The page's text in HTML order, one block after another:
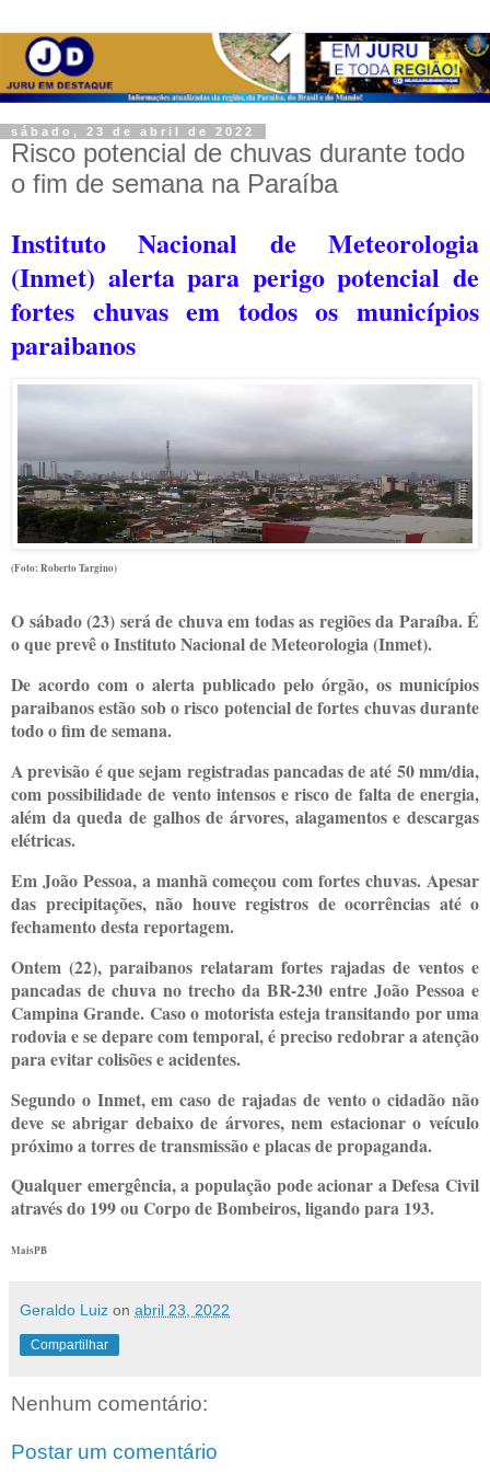
sábado, 23 de abril de 2022
Risco potencial de chuvas durante todo
o fim de semana na Paraíba
Instituto Nacional de Meteorologia
(Inmet) alerta para perigo potencial de
fortes chuvas em todos os municípios
paraibanos
(Foto: Roberto Targino)
O sábado (23) será de chuva em todas as regiões da Paraíba. É
o que prevê o Instituto Nacional de Meteorologia (Inmet).
De acordo com o alerta publicado pelo órgão, os municípios
paraibanos estão sob o risco potencial de fortes chuvas durante
todo o fim de semana.
A previsão é que sejam registradas pancadas de até 50 mm/dia,
com possibilidade de vento intensos e risco de falta de energia,
além da queda de galhos de árvores, alagamentos e descargas
elétricas.
Em João Pessoa, a manhã começou com fortes chuvas. Apesar
das precipitações, não houve registros de ocorrências até o
fechamento desta reportagem.
Ontem (22), paraibanos relataram fortes rajadas de ventos e
pancadas de chuva no trecho da BR-230 entre João Pessoa e
Campina Grande. Caso o motorista esteja transitando por uma
rodovia e se depare com temporal, é preciso redobrar a atenção
para evitar colisões e acidentes.
Segundo o Inmet, em caso de rajadas de vento o cidadão não
deve se abrigar debaixo de árvores, nem estacionar o veículo
próximo a torres de transmissão e placas de propaganda.
Qualquer emergência, a população pode acionar a Defesa Civil
através do 199 ou Corpo de Bombeiros, ligando para 193.
MaisPB
Geraldo Luiz on abril 23, 2022
Compartilhar
Nenhum comentário:
Postar um comentário